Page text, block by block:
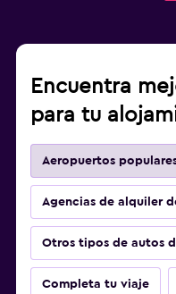
Encuentra
para tu
Aeropuertos
Agencias de alquiler
Otros tipos de autos
Completa tu viaje